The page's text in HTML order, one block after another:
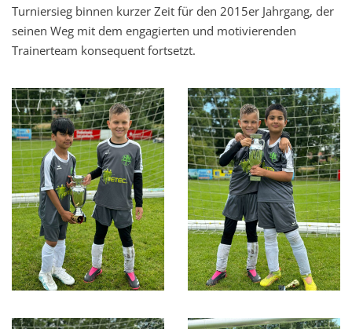
Turniersieg binnen kurzer Zeit für den 2015er Jahrgang, der
seinen Weg mit dem engagierten und motivierenden
Trainerteam konsequent fortsetzt.